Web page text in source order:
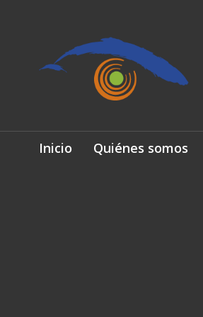
Inicio Quiénes somos